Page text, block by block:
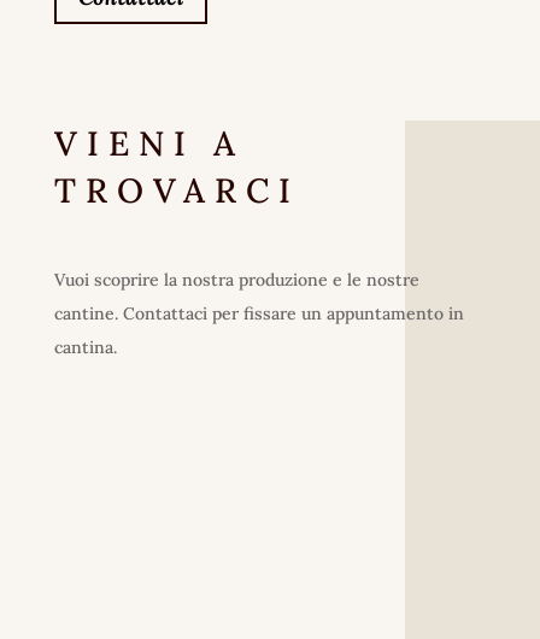
VIENI A
TROVARCI
Vuoi scoprire la nostra produzione e le nostre
cantine. Contattaci per fissare un appuntamento in
cantina.